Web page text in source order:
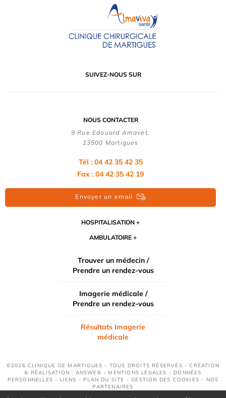
SUIVEZ-NOUS SUR
NOUS CONTACTER
9 Rue Edouard Amavet,
13500 Martigues
Tél : 04 42 35 42 35
Fax : 04 42 35 42 19
Envoyer un email
HOSPITALISATION
AMBULATOIRE
Trouver un médecin /
Prendre un rendez-vous
Imagerie médicale /
Prendre un rendez-vous
Résultats Imagerie
médicale
©2026 CLINIQUE DE MARTIGUES - TOUS DROITS RÉSERVÉS - CRÉATION
& RÉALISATION : ANSWEB - MENTIONS LÉGALES - DONNÉES
PERSONNELLES - LIENS - PLAN DU SITE -GESTION DES COOKIES - NOS
PARTENAIRES